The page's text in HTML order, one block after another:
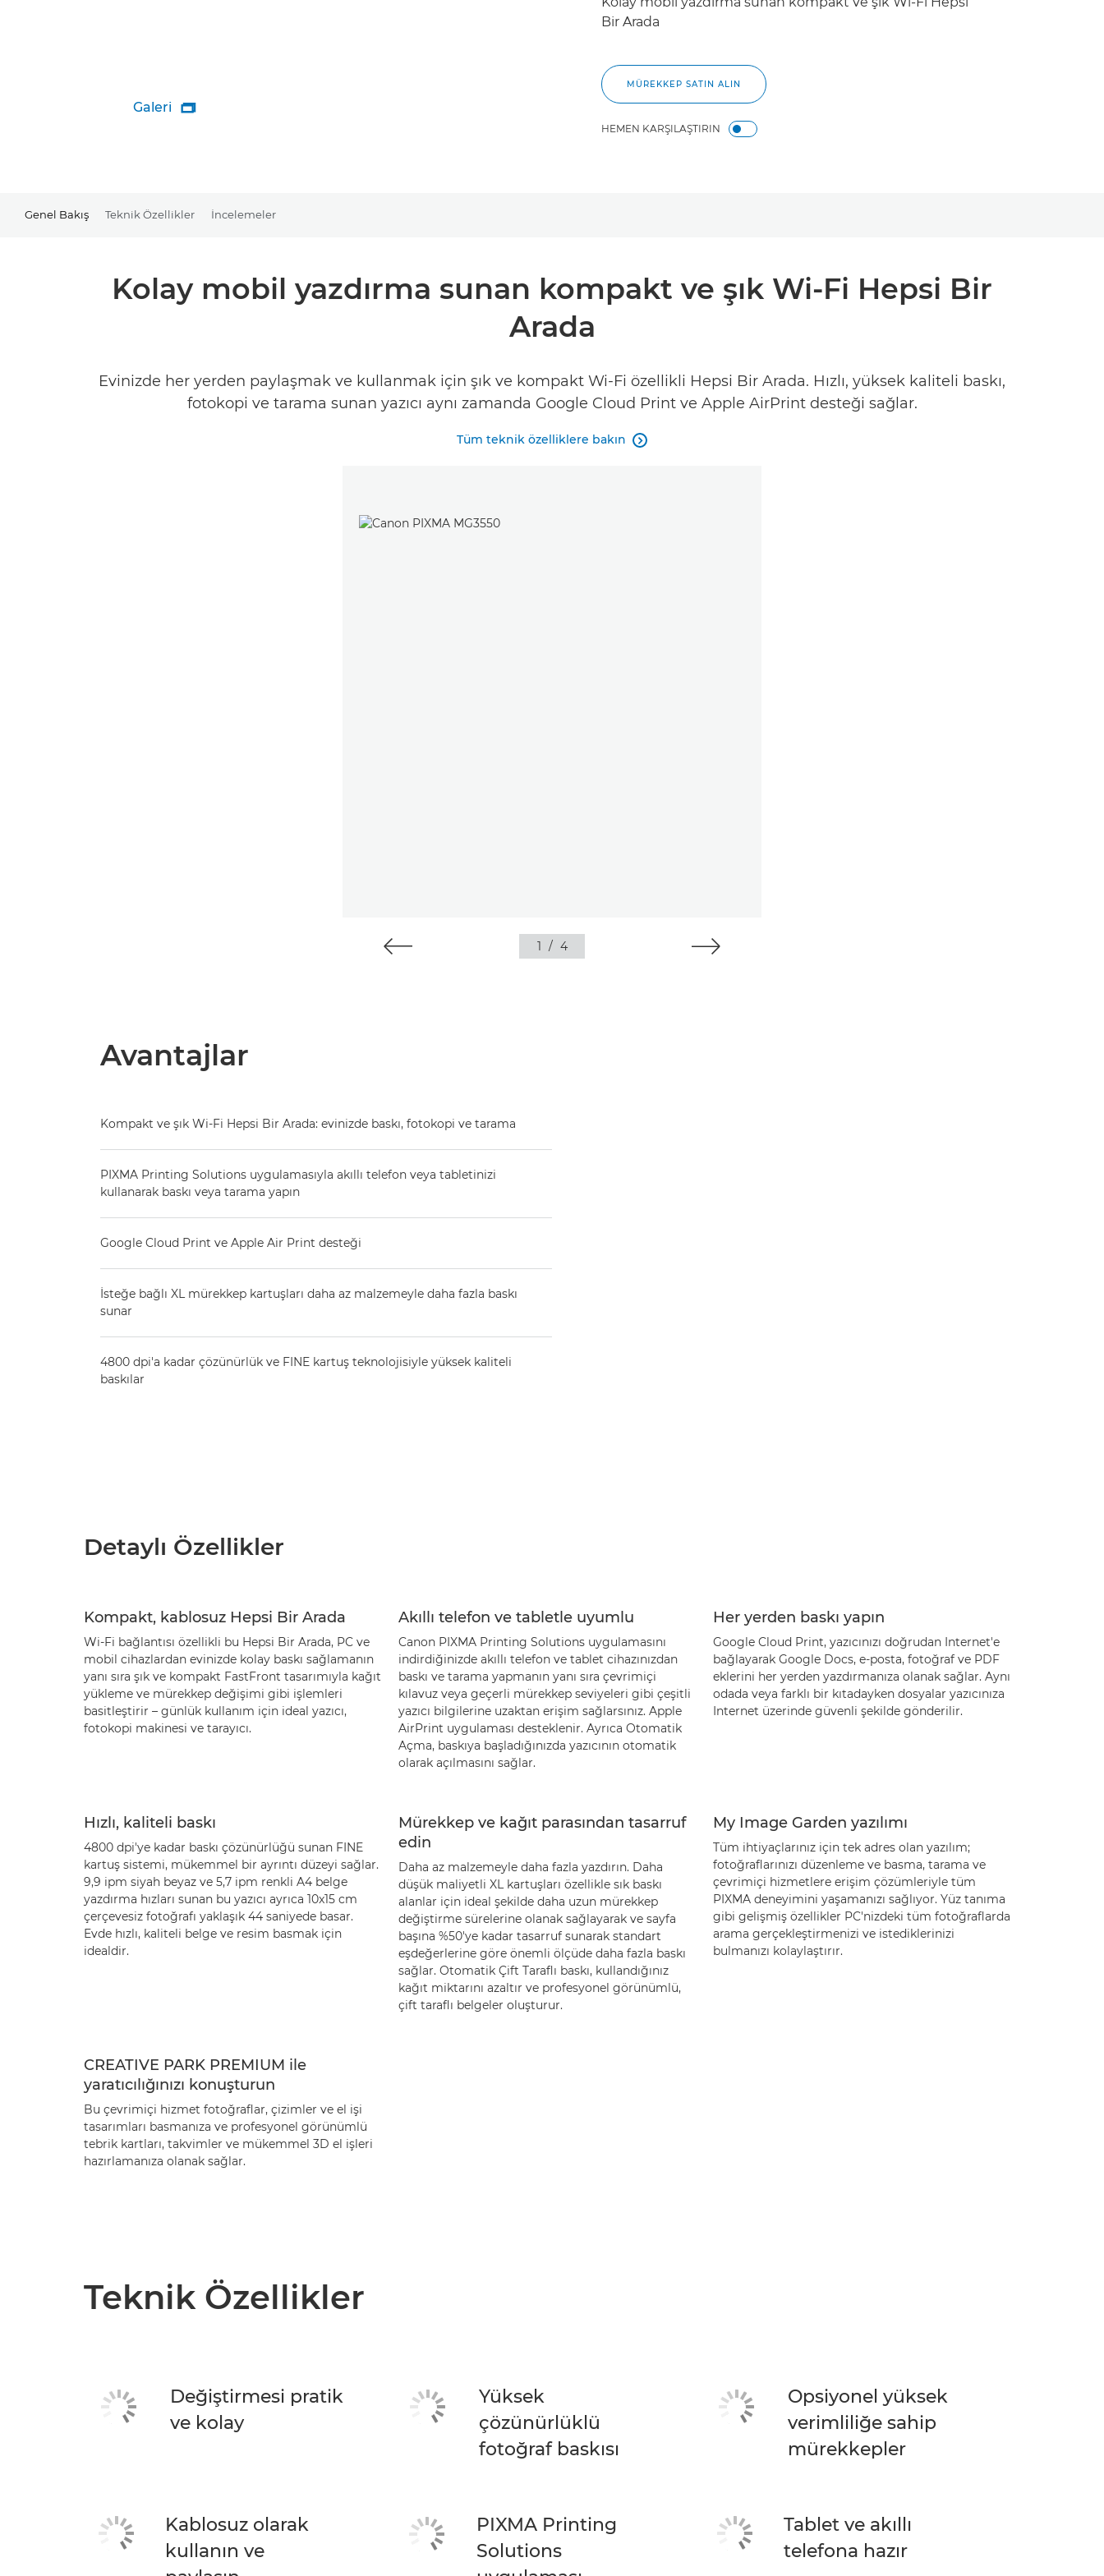
Galeri 
Bir Arada
MÜREKKEP SATIN ALIN
HEMEN KARŞILAŞTIRIN
Genel Bakış Teknik Özellikler İncelemeler
Kolay mobil yazdırma sunan kompakt ve şık Wi-Fi Hepsi Bir
Arada
Evinizde her yerden paylaşmak ve kullanmak için şık ve kompakt Wi-Fi özellikli Hepsi Bir Arada. Hızlı, yüksek kaliteli baskı,
fotokopi ve tarama sunan yazıcı aynı zamanda Google Cloud Print ve Apple AirPrint desteği sağlar.
Tüm teknik özelliklere bakın 
1 / 4
Avantajlar
Kompakt ve şık Wi-Fi Hepsi Bir Arada: evinizde baskı, fotokopi ve tarama
PIXMA Printing Solutions uygulamasıyla akıllı telefon veya tabletinizi
kullanarak baskı veya tarama yapın
Google Cloud Print ve Apple Air Print desteği
İsteğe bağlı XL mürekkep kartuşları daha az malzemeyle daha fazla baskı
sunar
4800 dpi'a kadar çözünürlük ve FINE kartuş teknolojisiyle yüksek kaliteli
baskılar
Detaylı Özellikler
Kompakt, kablosuz Hepsi Bir Arada
Wi-Fi bağlantısı özellikli bu Hepsi Bir Arada, PC ve
mobil cihazlardan evinizde kolay baskı sağlamanın
yanı sıra şık ve kompakt FastFront tasarımıyla kağıt
yükleme ve mürekkep değişimi gibi işlemleri
basitleştirir – günlük kullanım için ideal yazıcı,
fotokopi makinesi ve tarayıcı.
Akıllı telefon ve tabletle uyumlu
Canon PIXMA Printing Solutions uygulamasını
indirdiğinizde akıllı telefon ve tablet cihazınızdan
baskı ve tarama yapmanın yanı sıra çevrimiçi
kılavuz veya geçerli mürekkep seviyeleri gibi çeşitli
yazıcı bilgilerine uzaktan erişim sağlarsınız. Apple
AirPrint uygulaması desteklenir. Ayrıca Otomatik
Açma, baskıya başladığınızda yazıcının otomatik
olarak açılmasını sağlar.
Her yerden baskı yapın
Google Cloud Print, yazıcınızı doğrudan Internet'e
bağlayarak Google Docs, e-posta, fotoğraf ve PDF
eklerini her yerden yazdırmanıza olanak sağlar. Aynı
odada veya farklı bir kıtadayken dosyalar yazıcınıza
Internet üzerinde güvenli şekilde gönderilir.
Hızlı, kaliteli baskı
4800 dpi'ye kadar baskı çözünürlüğü sunan FINE
kartuş sistemi, mükemmel bir ayrıntı düzeyi sağlar.
9,9 ipm siyah beyaz ve 5,7 ipm renkli A4 belge
yazdırma hızları sunan bu yazıcı ayrıca 10x15 cm
çerçevesiz fotoğrafı yaklaşık 44 saniyede basar.
Evde hızlı, kaliteli belge ve resim basmak için
idealdir.
Mürekkep ve kağıt parasından tasarruf
edin
Daha az malzemeyle daha fazla yazdırın. Daha
düşük maliyetli XL kartuşları özellikle sık baskı
alanlar için ideal şekilde daha uzun mürekkep
değiştirme sürelerine olanak sağlayarak ve sayfa
başına %50'ye kadar tasarruf sunarak standart
eşdeğerlerine göre önemli ölçüde daha fazla baskı
sağlar. Otomatik Çift Taraflı baskı, kullandığınız
kağıt miktarını azaltır ve profesyonel görünümlü,
çift taraflı belgeler oluşturur.
My Image Garden yazılımı
Tüm ihtiyaçlarınız için tek adres olan yazılım;
fotoğraflarınızı düzenleme ve basma, tarama ve
çevrimiçi hizmetlere erişim çözümleriyle tüm
PIXMA deneyimini yaşamanızı sağlıyor. Yüz tanıma
gibi gelişmiş özellikler PC'nizdeki tüm fotoğraflarda
arama gerçekleştirmenizi ve istediklerinizi
bulmanızı kolaylaştırır.
CREATIVE PARK PREMIUM ile
yaratıcılığınızı konuşturun
Bu çevrimiçi hizmet fotoğraflar, çizimler ve el işi
tasarımları basmanıza ve profesyonel görünümlü
tebrik kartları, takvimler ve mükemmel 3D el işleri
hazırlamanıza olanak sağlar.
Teknik Özellikler
Değiştirmesi pratik
ve kolay
Yüksek
çözünürlüklü
fotoğraf baskısı
Opsiyonel yüksek
verimliliğe sahip
mürekkepler
Kablosuz olarak
kullanın ve
PIXMA Printing
Solutions
Tablet ve akıllı
telefona hazır